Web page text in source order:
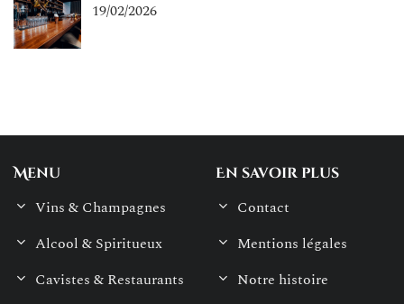
19/02/2026
Menu
Vins & Champagnes
Alcool & Spiritueux
Cavistes & Restaurants
En savoir plus
Contact
Mentions légales
Notre histoire